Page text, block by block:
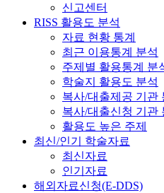
신고센터
RISS 활용도 분석
자료 현황 통계
최근 이용통계 분석
주제별 활용통계 분
학술지 활용도 분석
복사/대출제공 기관
복사/대출신청 기관
활용도 높은 주제
최신/인기 학술자료
최신자료
인기자료
해외자료신청(E-DDS)